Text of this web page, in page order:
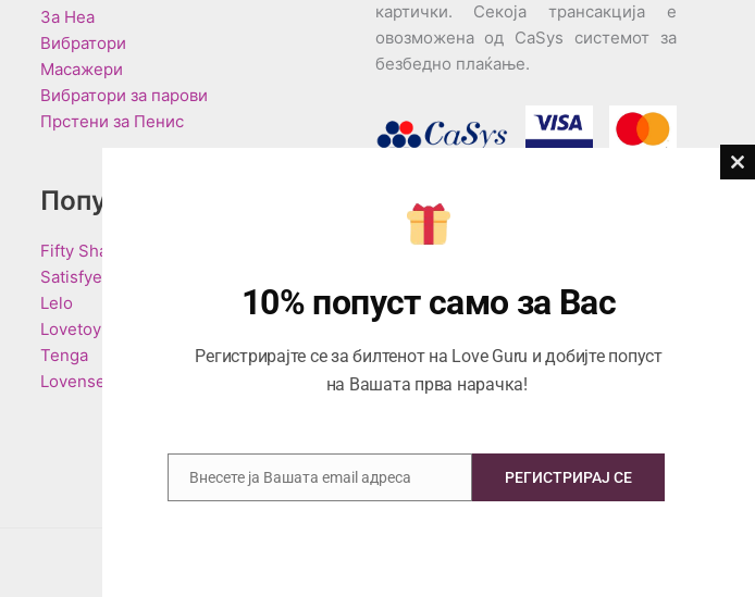
За Неа
Вибратори
Масажери
Вибратори за парови
Прстени за Пенис
Популарни Брендови
Fifty Shades of Grey
Satisfyer
Lelo
Lovetoy
Tenga
Lovense
картички. Секоја трансакција е
овозможена од CaSys системот за
безбедно плаќање.
Центар за корисници
076945497; 076945498
Email:
contact@loveguru.mk
Саб – Нед: 10-18
10% попуст само за Вас
Регистрирајте се за билтенот на Love Guru и добијте попуст
на Вашата прва нарачка!
Email
Внесете ја Вашата email адреса РЕГИСТРИРАЈ СЕ